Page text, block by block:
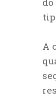
A